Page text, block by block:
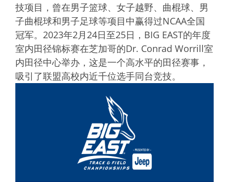
技项目，曾在男子篮球、女子越野、曲棍球、男
子曲棍球和男子足球等项目中赢得过NCAA全国
冠军。2023年2月24日至25日，BIG EAST的年度
室内田径锦标赛在芝加哥的Dr. Conrad Worrill室
内田径中心举办，这是一个高水平的田径赛事，
吸引了联盟高校内近千位选手同台竞技。